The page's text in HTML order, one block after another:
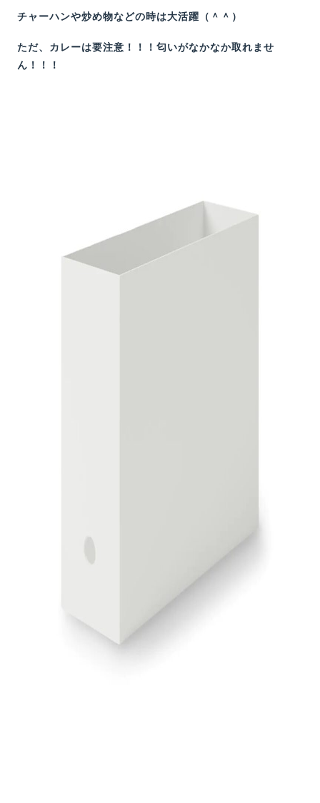
チャーハンや炒め物などの時は大活躍（＾＾）
ただ、カレーは要注意！！！匂いがなかなか取れませ
ん！！！